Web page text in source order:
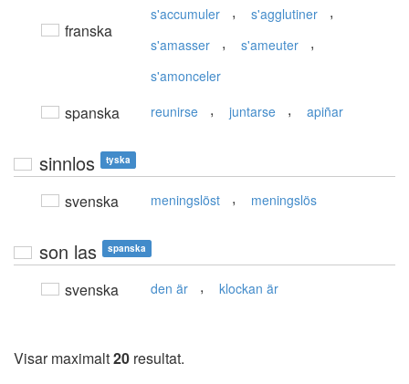
franska
s'accumuler , s'agglutiner ,
s'amasser , s'ameuter ,
s'amonceler
spanska reunirse , juntarse , apiñar
sinnlos tyska
svenska meningslöst , meningslös
son las spanska
svenska den är , klockan är
Visar maximalt20 resultat.